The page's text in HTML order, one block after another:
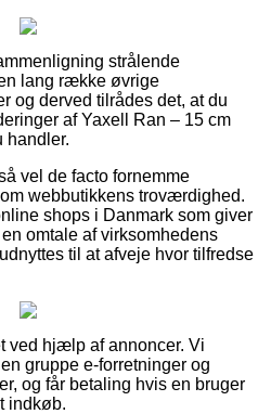
strålende
lang række øvrige
og derved tilrådes det, at du
af Yaxell Ran – 15 cm
handler.
vel de facto fornemme
webbutikkens troværdighed.
shops i Danmark som giver
omtale af virksomhedens
til at afveje hvor tilfredse
ved hjælp af annoncer. Vi
gruppe e-forretninger og
og får betaling hvis en bruger
indkøb.